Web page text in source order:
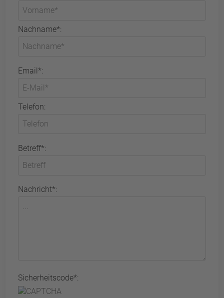
Nachname*:
Email*:
Telefon:
Betreff*:
Nachricht*:
Sicherheitscode*: